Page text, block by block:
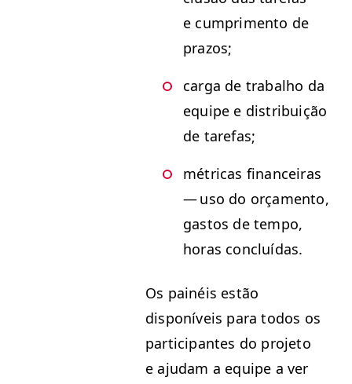
e cumpri­men­to de
prazos;
car­ga de tra­bal­ho da
equipe e dis­tribuição
de tarefas;
métri­c­as finan­ceiras
— uso do orça­men­to,
gas­tos de tem­po,
horas concluídas.
Os painéis estão
disponíveis para todos os
par­tic­i­pantes do pro­je­to
e aju­dam a equipe a ver